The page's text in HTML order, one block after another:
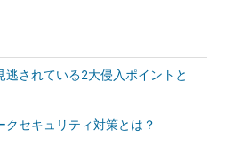
逃されている2大侵入ポイントと
クセキュリティ対策とは？